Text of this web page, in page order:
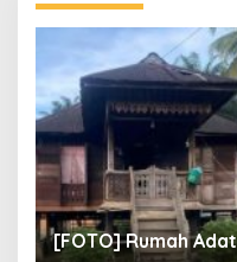
[FOTO] Rumah